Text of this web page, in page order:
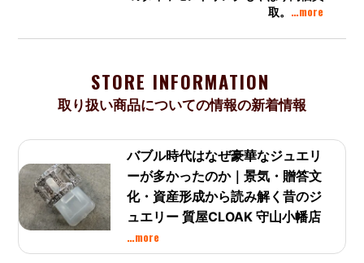
取。 …more
STORE INFORMATION
取り扱い商品についての情報の新着情報
バブル時代はなぜ豪華なジュエリ
ーが多かったのか｜景気・贈答文
化・資産形成から読み解く昔のジ
ュエリー 質屋CLOAK 守山小幡店
…more